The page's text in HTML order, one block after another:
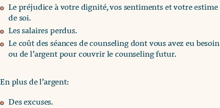
Le préjudice à votre dignité, vos sentiments et votre estime
de soi.
Les salaires perdus.
Le coût des séances de counseling dont vous avez eu besoin
ou de l’argent pour couvrir le counseling futur.
En plus de l’argent:
Des excuses.